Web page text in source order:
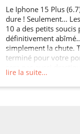
Le Iphone 15 Plus
dure ! Seulement…
10 a des petits
définitivement
simplement la chute.
terminé pour votre
inutilisable, votre
du temps, le résultat
lire la suite...